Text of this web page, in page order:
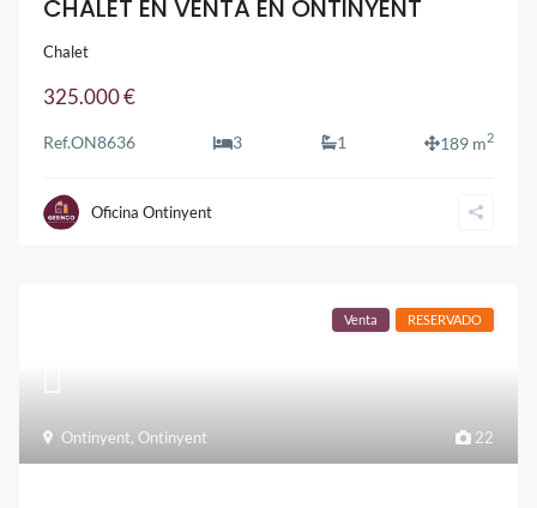
CHALET EN VENTA EN ONTINYENT
Chalet
325.000 €
Ref.ON8636 3 1 189 m2
Oficina Ontinyent
22
Ontinyent,Ontinyent
Venta RESERVADO